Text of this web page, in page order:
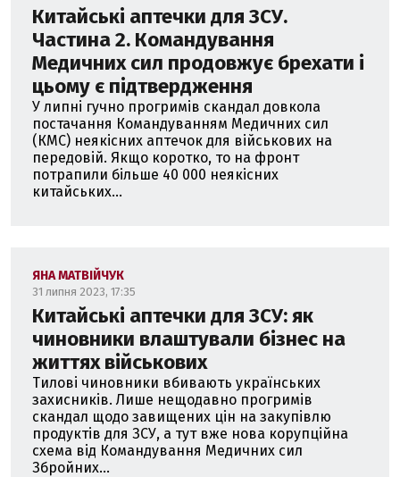
Китайські аптечки для ЗСУ.
Частина 2. Командування
Медичних сил продовжує брехати і
цьому є підтвердження
У липні гучно прогримів скандал довкола
постачання Командуванням Медичних сил
(КМС) неякісних аптечок для військових на
передовій. Якщо коротко, то на фронт
потрапили більше 40 000 неякісних
китайських...
ЯНА МАТВІЙЧУК
31 липня 2023, 17:35
Китайські аптечки для ЗСУ: як
чиновники влаштували бізнес на
життях військових
Тилові чиновники вбивають українських
захисників. Лише нещодавно прогримів
скандал щодо завищених цін на закупівлю
продуктів для ЗСУ, а тут вже нова корупційна
схема від Командування Медичних сил
Збройних...